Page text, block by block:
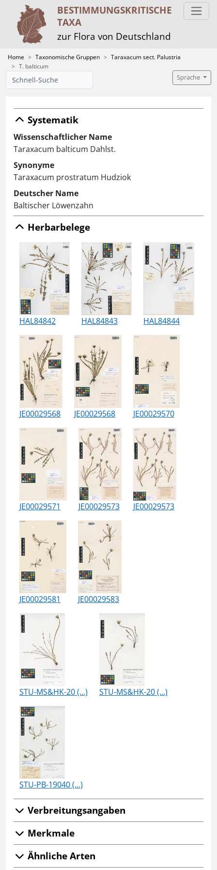
BESTIMMUNGS­KRITISCHE
TAXA
zur Flora von Deutschland
Home Taxonomische Gruppen
Taraxacum sect. Palustria
T. balticum
Sprache
Systematik
Wissenschaftlicher Name
Taraxacum balticum Dahlst.
Synonyme
Taraxacum prostratum Hudziok
Deutscher Name
Baltischer Löwenzahn
Herbarbelege
HAL84842 HAL84843 HAL84844
JE00029568 JE00029568 JE00029570
JE00029571 JE00029573 JE00029573
JE00029581 JE00029583
STU-MS&HK-20 (...) STU-MS&HK-20 (...)
STU-PB-19040 (...)
Verbreitungsangaben
Merkmale
Ähnliche Arten